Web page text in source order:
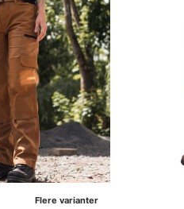
Flere varianter